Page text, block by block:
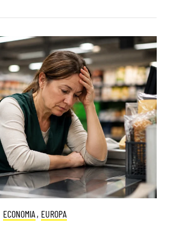
ECONOMIA , EUROPA